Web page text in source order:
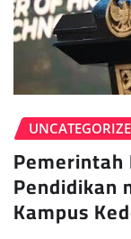
Pemerintah
Pendidikan
Kampus